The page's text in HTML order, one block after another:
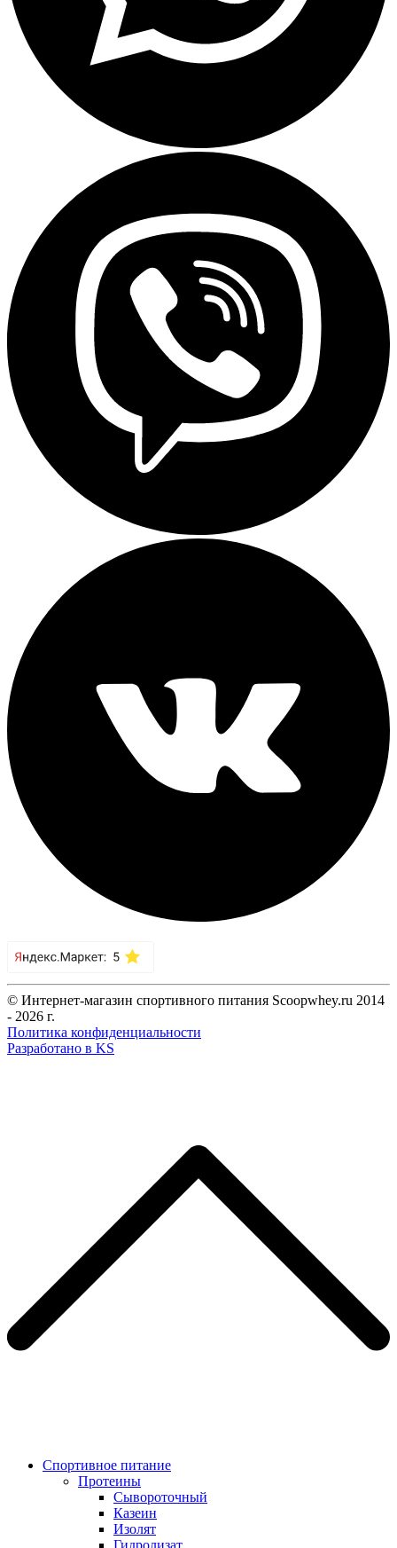
© Интернет-магазин спортивного питания Scoopwhey.ru 2014
- 2026 г.
Политика конфиденциальности
Разработано в KS
Спортивное питание
Протеины
Сывороточный
Казеин
Изолят